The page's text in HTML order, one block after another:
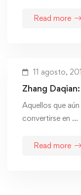
Read more
11 agosto,
Zhang
Aquellos que
convertirse en …
Read more